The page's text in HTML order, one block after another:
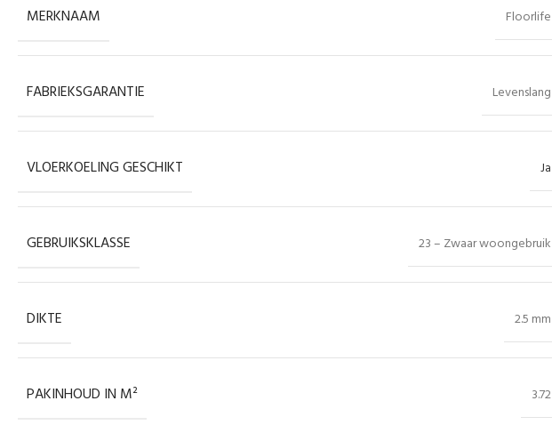
MERKNAAM Floorlife
FABRIEKSGARANTIE Levenslang
VLOERKOELING GESCHIKT Ja
GEBRUIKSKLASSE 23 – Zwaar woongebruik
DIKTE 2.5 mm
PAKINHOUD IN M² 3.72